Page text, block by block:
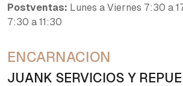
Postventas: Lunes a Viernes 7:30 a
7:30 a 11:30
ENCARNACION
JUANK SERVICIOS Y